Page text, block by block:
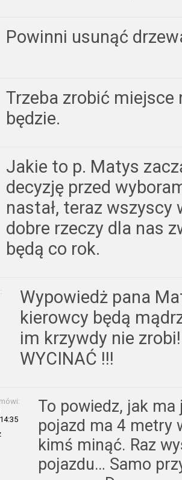
Powinni usunąć
Trzeba zrobić
będzie.
Jakie to p. Matys
decyzję przed
nastał, teraz
dobre rzeczy dla nas
będą co rok.
Wypowiedż pana
kierowcy będą
im krzywdy nie
WYCINAĆ !!!
mówi:
To powiedz, jak
pojazd ma 4 metry
kimś minąć. Raz
pojazdu… Samo